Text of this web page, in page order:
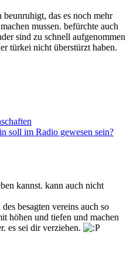
das es noch mehr
mussen. befürchte auch
sind zu schnell aufgenommen
türkei nicht überstürzt haben.
soll im Radio gewesen sein?
kannst. kann auch nicht
besagten vereins auch so
höhen und tiefen und machen
es sei dir verziehen.